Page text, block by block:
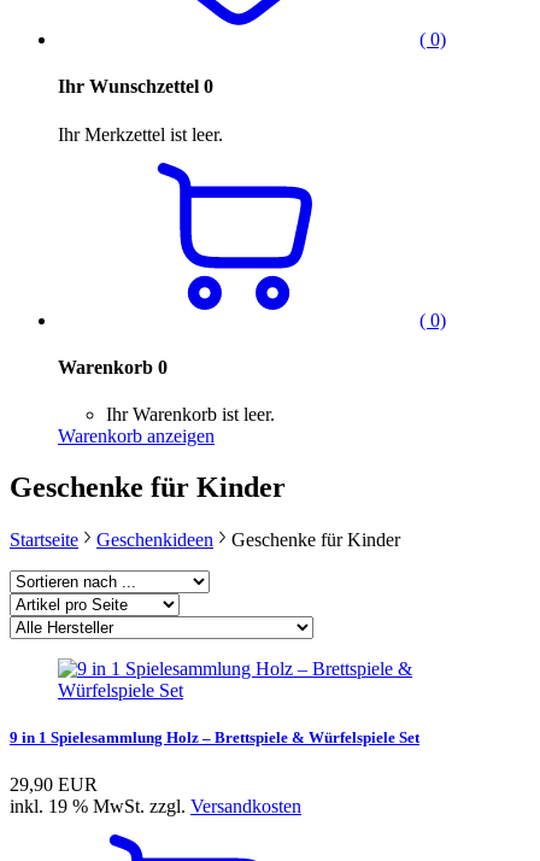
( 0)
Ihr Wunschzettel 0
Ihr Merkzettel ist leer.
( 0)
Warenkorb 0
Ihr Warenkorb ist leer.
Warenkorb anzeigen
Geschenke für Kinder
Startseite Geschenkideen Geschenke für Kinder
9 in 1 Spielesammlung Holz – Brettspiele & Würfelspiele Set
29,90 EUR
inkl. 19 % MwSt. zzgl. Versandkosten